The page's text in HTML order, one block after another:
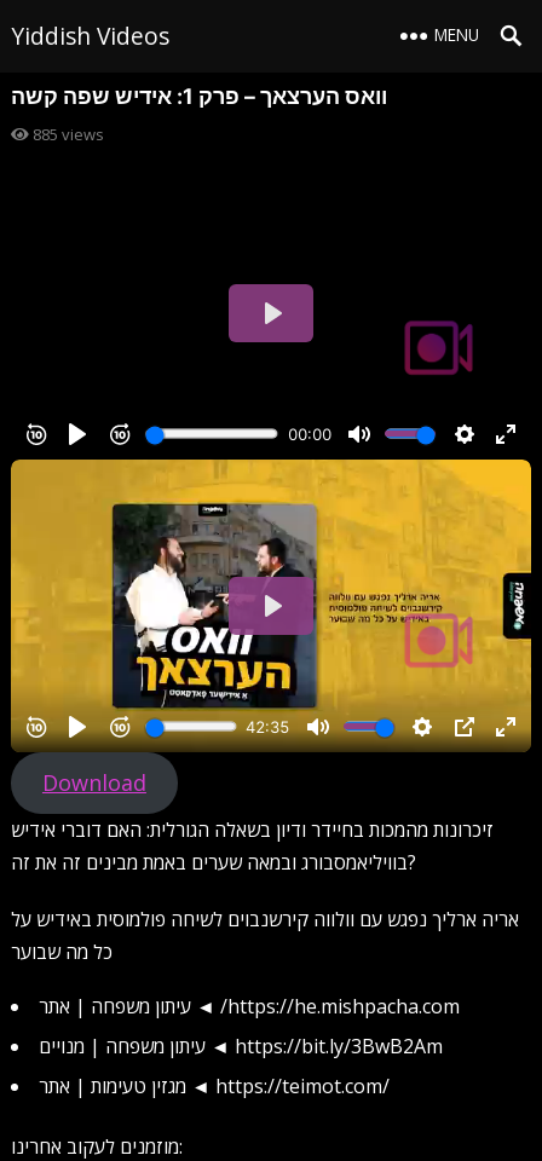
Yiddish Videos MENU
וואס הערצאך – פרק 1: אידיש שפה קשה
885 views
Download
זיכרונות מהמכות בחיידר ודיון בשאלה הגורלית: האם דוברי אידיש
בוויליאמסבורג ובמאה שערים באמת מבינים זה את זה?
אריה ארליך נפגש עם וולווה קירשנבוים לשיחה פולמוסית באידיש על
כל מה שבוער
עיתון משפחה | אתר ◄ /https://he.mishpacha.com
עיתון משפחה | מנויים ◄ https://bit.ly/3BwB2Am
מגזין טעימות | אתר ◄ https://teimot.com/
מוזמנים לעקוב אחרינו: